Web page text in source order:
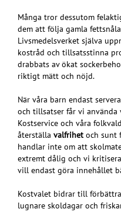
Många tror dessutom
dem att följa gamla
Livsmedelsverket själva
kostråd och tillsatsstinna
drabbats av ökat
riktigt mätt och nöjd.
När våra barn endast
och tillsatser får vi
Kostservice och våra
återställa valfrihetoch sunt
handlar inte om att
extremt dålig och vi
vill endast göra innehållet
Kostvalet bidrar till
lugnare skoldagar och